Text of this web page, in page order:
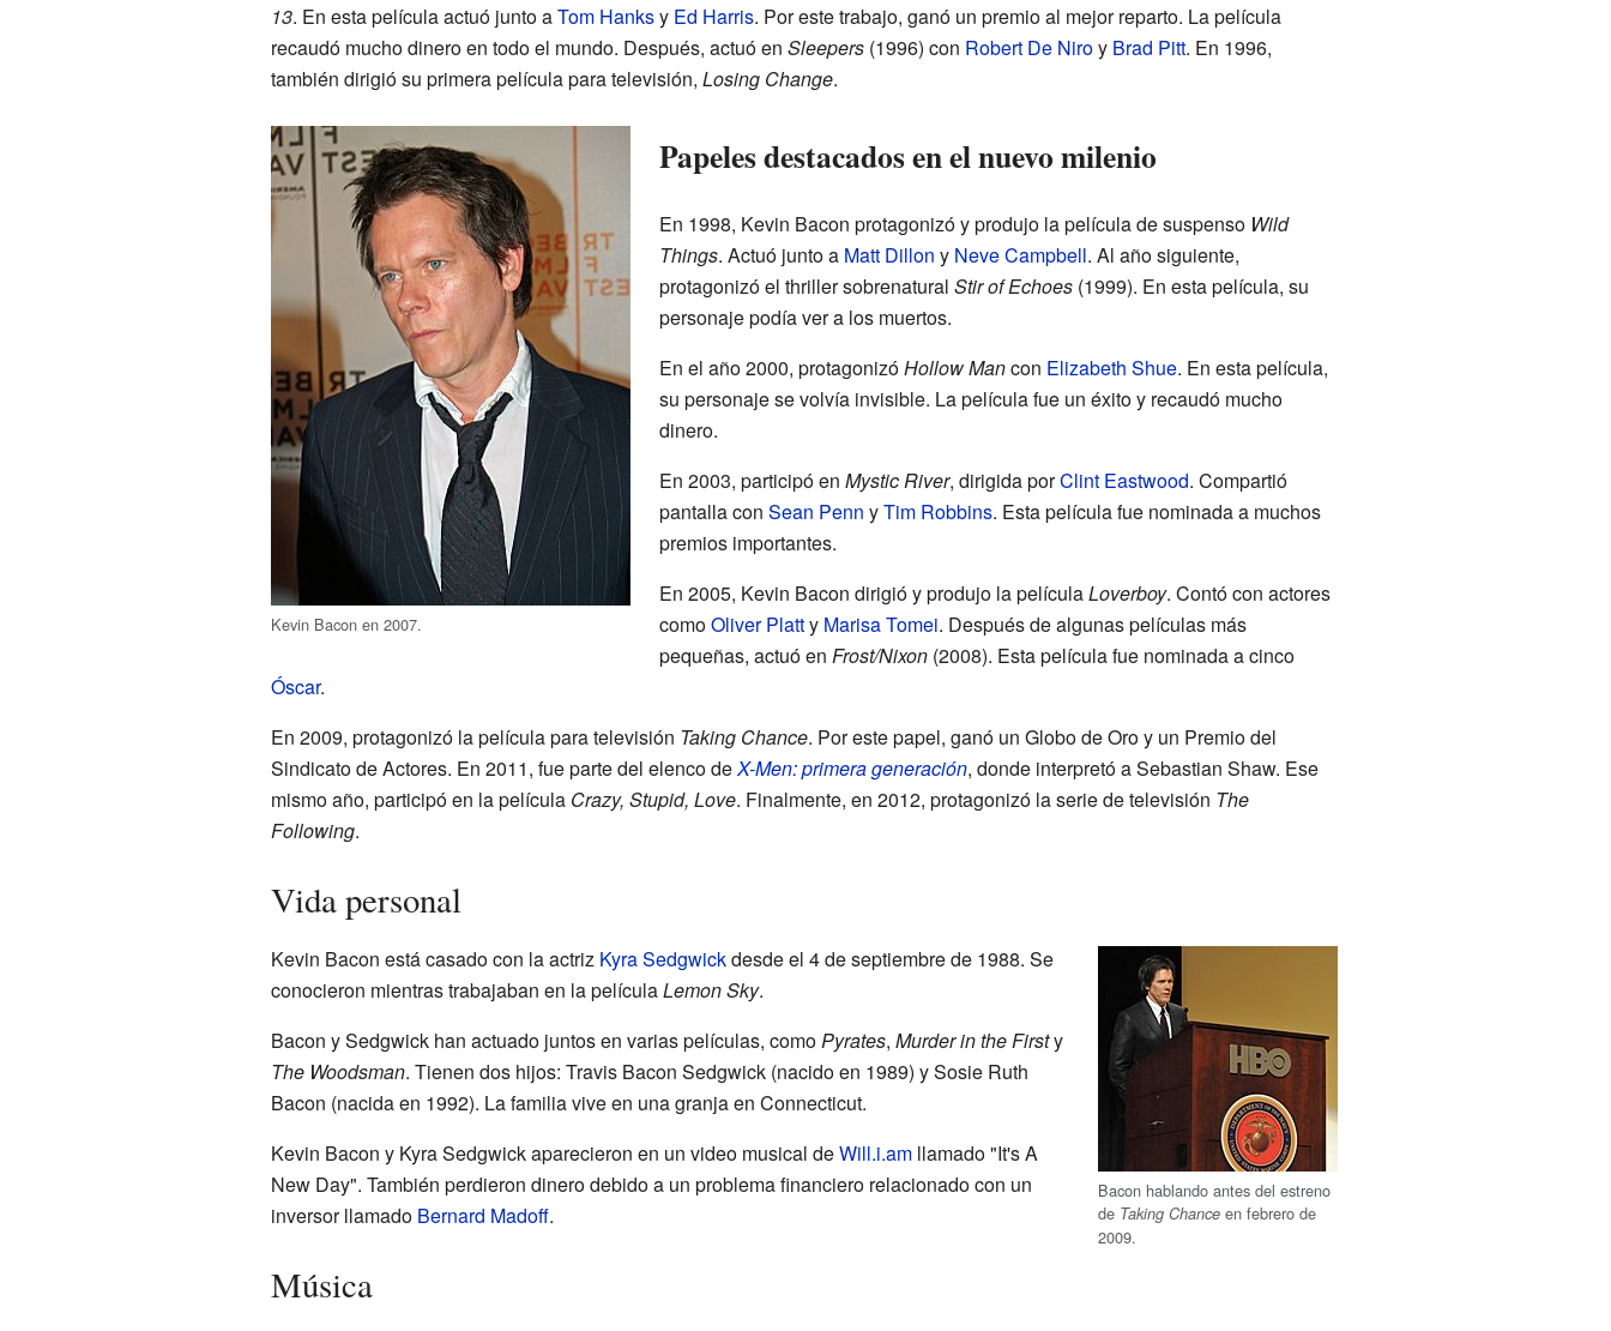
13. En esta película actuó junto aTom Hanksy Ed Harris. Por este trabajo, ganó un premio al mejor reparto. La película
recaudó mucho dinero en todo el mundo. Después, actuó en Sleepers(1996) con Robert De Niroy Brad Pitt. En 1996,
también dirigió su primera película para televisión, Losing Change.
Kevin Bacon en 2007.
Papeles destacados en el nuevo milenio
En 1998, Kevin Bacon protagonizó y produjo la película de suspenso Wild
Things. Actuó junto a Matt Dillon y Neve Campbell. Al año siguiente,
protagonizó el thriller sobrenatural Stir of Echoes(1999). En esta película, su
personaje podía ver a los muertos.
En el año 2000, protagonizóHollow Mancon Elizabeth Shue. En esta película,
su personaje se volvía invisible. La película fue un éxito y recaudó mucho
dinero.
En 2003, participó en Mystic River, dirigida porClint Eastwood. Compartió
pantalla con Sean Penn yTim Robbins. Esta película fue nominada a muchos
premios importantes.
En 2005, Kevin Bacon dirigió y produjo la películaLoverboy. Contó con actores
comoOliver Platty Marisa Tomei. Después de algunas películas más
pequeñas, actuó en Frost/Nixon(2008). Esta película fue nominada a cinco
Óscar.
En 2009, protagonizó la película para televisión Taking Chance. Por este papel, ganó un Globo de Oro y un Premio del
Sindicato de Actores. En 2011, fue parte del elenco deX-Men: primera generación, donde interpretó a Sebastian Shaw. Ese
mismo año, participó en la película Crazy, Stupid, Love. Finalmente, en 2012, protagonizó la serie de televisión The
Following.
Vida personal
Bacon hablando antes del estreno
de Taking Chance en febrero de
2009.
Kevin Bacon está casado con la actriz Kyra Sedgwickdesde el 4 de septiembre de 1988. Se
conocieron mientras trabajaban en la películaLemon Sky.
Bacon y Sedgwick han actuado juntos en varias películas, comoPyrates, Murder in the Firsty
The Woodsman. Tienen dos hijos: Travis Bacon Sedgwick (nacido en 1989) y Sosie Ruth
Bacon (nacida en 1992). La familia vive en una granja en Connecticut.
Kevin Bacon y Kyra Sedgwick aparecieron en un video musical deWill.i.amllamado "It's A
New Day". También perdieron dinero debido a un problema financiero relacionado con un
inversor llamado Bernard Madoff.
Música